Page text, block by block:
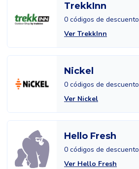
TrekkInn
0 códigos de descuento
Ver TrekkInn
Nickel
0 códigos de descuento
Ver Nickel
Hello Fresh
0 códigos de descuento
Ver Hello Fresh